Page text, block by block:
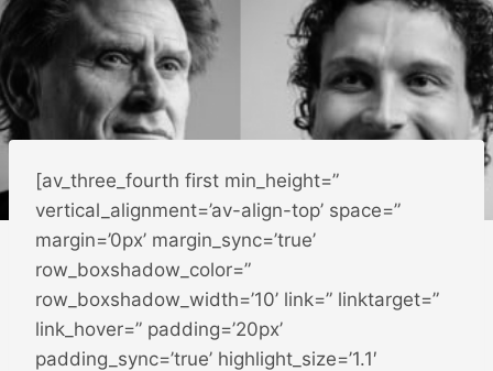
[av_three_fourth first min_height=”
vertical_alignment=’av-align-top’ space=”
margin=’0px’ margin_sync=’true’
row_boxshadow_color=”
row_boxshadow_width=’10’ link=” linktarget=”
link_hover=” padding=’20px’
padding_sync=’true’ highlight_size=’1.1′